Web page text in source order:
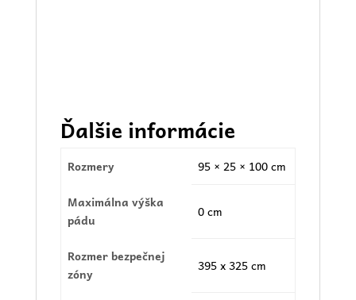
Ďalšie informácie
Rozmery 95 × 25 × 100 cm
Maximálna výška
pádu
0 cm
Rozmer bezpečnej
zóny
395 x 325 cm